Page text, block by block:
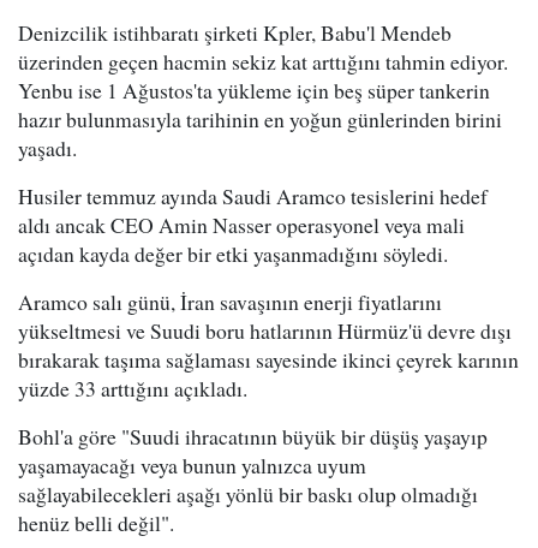
Denizcilik istihbaratı şirketi Kpler, Babu'l Mendeb
üzerinden geçen hacmin sekiz kat arttığını tahmin ediyor.
Yenbu ise 1 Ağustos'ta yükleme için beş süper tankerin
hazır bulunmasıyla tarihinin en yoğun günlerinden birini
yaşadı.
Husiler temmuz ayında Saudi Aramco tesislerini hedef
aldı ancak CEO Amin Nasser operasyonel veya mali
açıdan kayda değer bir etki yaşanmadığını söyledi.
Aramco salı günü, İran savaşının enerji fiyatlarını
yükseltmesi ve Suudi boru hatlarının Hürmüz'ü devre dışı
bırakarak taşıma sağlaması sayesinde ikinci çeyrek karının
yüzde 33 arttığını açıkladı.
Bohl'a göre "Suudi ihracatının büyük bir düşüş yaşayıp
yaşamayacağı veya bunun yalnızca uyum
sağlayabilecekleri aşağı yönlü bir baskı olup olmadığı
henüz belli değil".